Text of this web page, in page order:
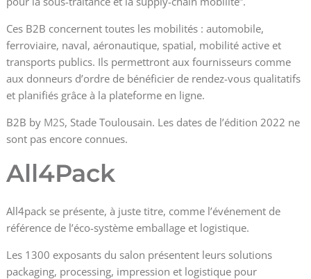
Ces B2B concernent toutes les mobilités : automobile,
ferroviaire, naval, aéronautique, spatial, mobilité active et
transports publics. Ils permettront aux fournisseurs comme
aux donneurs d’ordre de bénéficier de rendez-vous qualitatifs
et planifiés grâce à la plateforme en ligne.
B2B by M2S, Stade Toulousain. Les dates de l’édition 2022 ne
sont pas encore connues.
All4Pack
All4pack se présente, à juste titre, comme l’événement de
référence de l’éco-système emballage et logistique.
Les 1300 exposants du salon présentent leurs solutions
packaging, processing, impression et logistique pour